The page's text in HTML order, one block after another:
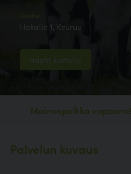
Hakatie 1, Keuruu
Näytä kartalla
Mainospaikka vapaana!
Palvelun kuvaus